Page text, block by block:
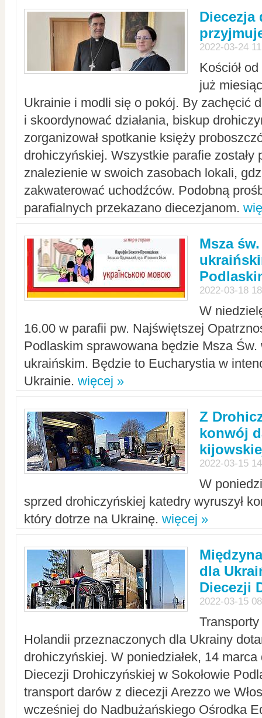
Diecezja
2022-03-24
Kościół
już
Ukrainie i modli się o pokój. By zachęcić
i skoordynować działania, biskup
zorganizował spotkanie księży
drohiczyńskiej. Wszystkie parafie zostały
znalezienie w swoich zasobach lokali,
zakwaterować uchodźców. Podobną
parafialnych przekazano diecezjanom.
Msza
2022-03-18
W
16.00 w parafii pw. Najświętszej
Podlaskim sprawowana będzie Msza Św.
ukraińskim. Będzie to Eucharystia w
Ukrainie. więcej »
Z
konwój
2022-03-15
W
sprzed drohiczyńskiej katedry wyruszył
który dotrze na Ukrainę. więcej »
dla
Diecezji
2022-03-15
Holandii przeznaczonych dla Ukrainy
drohiczyńskiej. W poniedziałek, 14
Diecezji Drohiczyńskiej w Sokołowie
transport darów z diecezji Arezzo we
wcześniej do Nadbużańskiego Ośrodka